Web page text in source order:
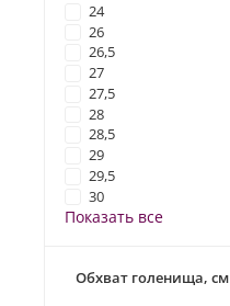
24
26
26,5
27
27,5
28
28,5
29
29,5
30
Показать все
Обхват голенища, см